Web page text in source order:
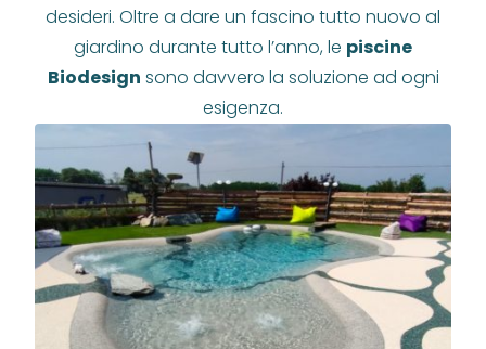
desideri. Oltre a dare un fascino tutto nuovo al
giardino durante tutto l’anno, le piscine
Biodesign sono davvero la soluzione ad ogni
esigenza.